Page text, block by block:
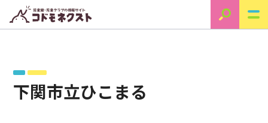
下関市立ひこまる